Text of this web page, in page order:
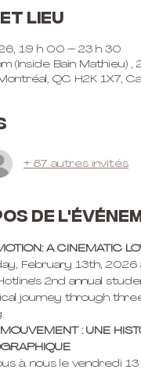
et lieu
19 h 00 – 23 h 30
(Inside Bain Mathieu) ,
QC H2K 1X7,
+ 87 autres invités
de
A CINEMATIC
February 13th,
2nd annual
journey through
: UNE
à nous le vendredi